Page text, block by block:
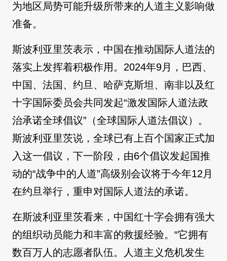
为地区局势可能升级所带来的人道主义影响做
准备。
斯波利亚里茨表示，中国在推动国际人道法的
落实上发挥着积极作用。2024年9月，巴西、
中国、法国、约旦、哈萨克斯坦、南非以及红
十字国际委员会共同发起“激发国际人道法政
治承诺全球倡议”（全球国际人道法倡议）。
斯波利亚里茨说，全球已有上百个国家正式加
入这一倡议，下一阶段，由6个倡议发起国推
动的“战争中的人道”高级别会议将于今年12月
在约旦举行，重申对国际人道法的承诺。
在斯波利亚里茨看来，中国红十字会拥有强大
的组织动员能力和丰富的救援经验。“它拥有
数百万人的志愿者队伍。人道主义危机发生